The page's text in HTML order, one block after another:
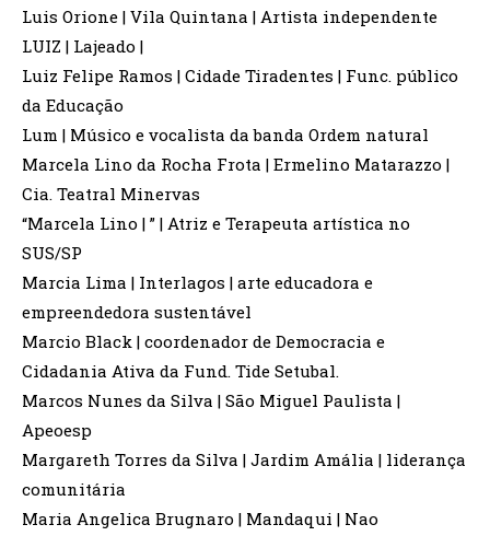
Luis Orione | Vila Quintana | Artista independente
LUIZ | Lajeado |
Luiz Felipe Ramos | Cidade Tiradentes | Func. público
da Educação
Lum | Músico e vocalista da banda Ordem natural
Marcela Lino da Rocha Frota | Ermelino Matarazzo |
Cia. Teatral Minervas
“Marcela Lino | ” | Atriz e Terapeuta artística no
SUS/SP
Marcia Lima | Interlagos | arte educadora e
empreendedora sustentável
Marcio Black | coordenador de Democracia e
Cidadania Ativa da Fund. Tide Setubal.
Marcos Nunes da Silva | São Miguel Paulista |
Apeoesp
Margareth Torres da Silva | Jardim Amália | liderança
comunitária
Maria Angelica Brugnaro | Mandaqui | Nao